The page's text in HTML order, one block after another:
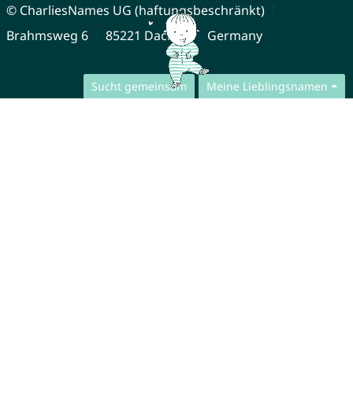
Sucht gemeinsam Meine Lieblingsnamen
© CharliesNames UG (haftungsbeschränkt)
Brahmsweg 6
85221 Dachau Germany